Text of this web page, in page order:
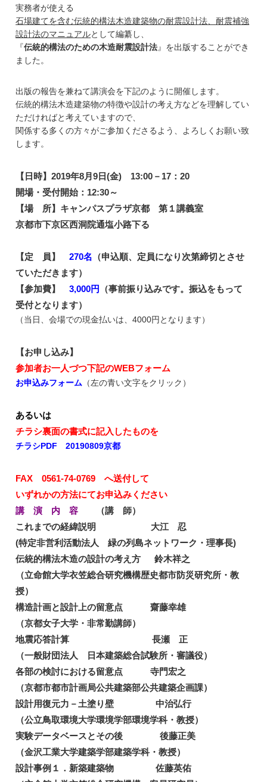
実務者が使える
石場建てを含む伝統的構法木造建築物の耐震設計法、耐震補強
設計法のマニュアルとして編纂し、
『伝統的構法のための木造耐震設計法』を出版することができ
ました。
出版の報告を兼ねて講演会を下記のように開催します。
伝統的構法木造建築物の特徴や設計の考え方などを理解してい
ただければと考えていますので、
関係する多くの方々がご参加くださるよう、よろしくお願い致
します。
【日時】2019年8月9日(金) 13:00－17：20
開場・受付開始：12:30～
【場 所】キャンパスプラザ京都 第１講義室
京都市下京区西洞院通塩小路下る
【定 員】270名 （申込順、定員になり次第締切とさせ
ていただきます）
【参加費】3,000円
（事前振り込みです。振込をもって
受付となります）
（当日、会場での現金払いは、4000円となります）
【お申し込み】
参加者お一人づつ下記のWEBフォーム
お申込みフォーム （左の青い文字をクリック）
あるいは
チラシ裏面の書式に記入したものを
チラシPDF 20190809京都
FAX 0561-74-0769 へ送付して
いずれかの方法にてお申込みください
講 演 内 容 （講 師）
これまでの経緯説明 大江 忍
(特定非営利活動法人 緑の列島ネットワーク・理事長)
伝統的構法木造の設計の考え方 鈴木祥之
（立命館大学衣笠総合研究機構歴史都市防災研究所・教
授）
構造計画と設計上の留意点 齋藤幸雄
（京都女子大学・非常勤講師）
地震応答計算 長瀬 正
（一般財団法人 日本建築総合試験所・審議役）
各部の検討における留意点 寺門宏之
（京都市都市計画局公共建築部公共建築企画課）
設計用復元力－土塗り壁 中治弘行
（公立鳥取環境大学環境学部環境学科・教授）
実験データベースとその後 後藤正美
（金沢工業大学建築学部建築学科・教授）
設計事例１．新築建築物 佐藤英佑